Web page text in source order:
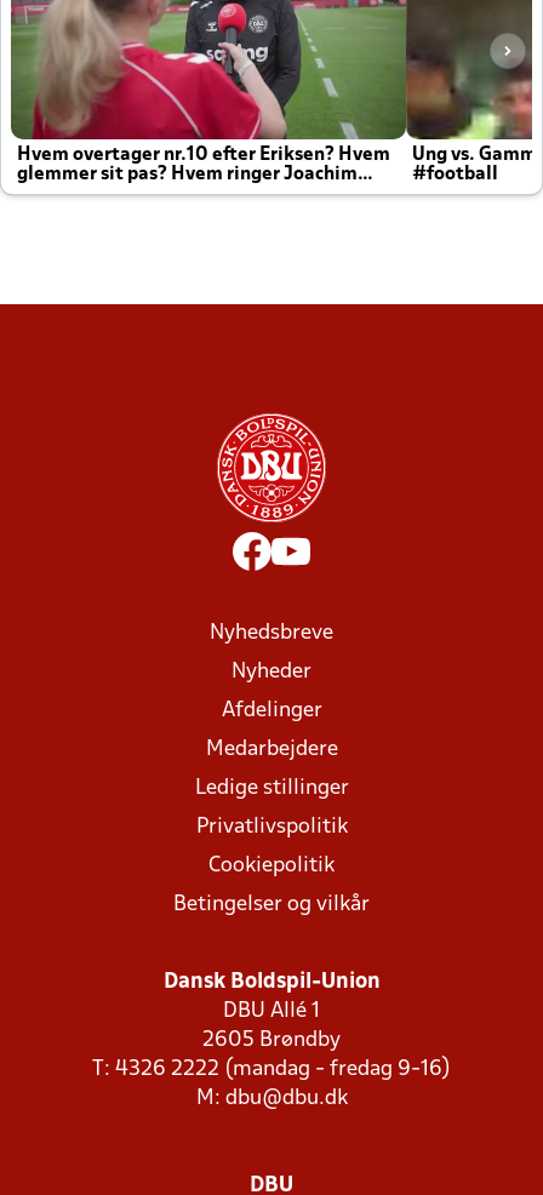
Hvem overtager nr.10 efter Eriksen? Hvem
glemmer sit pas? Hvem ringer Joachim
altid til efter kampe?
Ung vs.
#football
Nyhedsbreve
Nyheder
Afdelinger
Medarbejdere
Ledige stillinger
Privatlivspolitik
Cookiepolitik
Betingelser og vilkår
Dansk Boldspil-Union
DBU Allé 1
2605 Brøndby
T: 4326 2222 (mandag - fredag 9-16)
M: dbu@dbu.dk
DBU